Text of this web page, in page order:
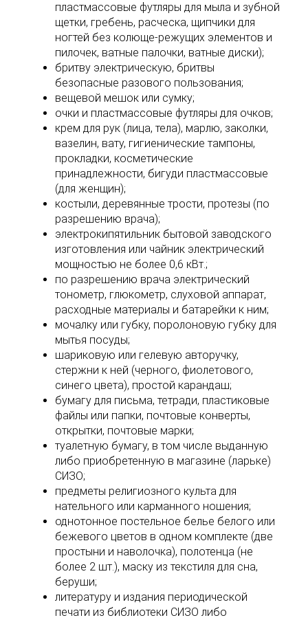
пластмассовые футляры для мыла и зубной
щетки, гребень, расческа, щипчики для
ногтей без колюще-режущих элементов и
пилочек, ватные палочки, ватные диски);
бритву электрическую, бритвы
безопасные разового пользования;
вещевой мешок или сумку;
очки и пластмассовые футляры для очков;
крем для рук (лица, тела), марлю, заколки,
вазелин, вату, гигиенические тампоны,
прокладки, косметические
принадлежности, бигуди пластмассовые
(для женщин);
костыли, деревянные трости, протезы (по
разрешению врача);
электрокипятильник бытовой заводского
изготовления или чайник электрический
мощностью не более 0,6 кВт.;
по разрешению врача электрический
тонометр, глюкометр, слуховой аппарат,
расходные материалы и батарейки к ним;
мочалку или губку, поролоновую губку для
мытья посуды;
шариковую или гелевую авторучку,
стержни к ней (черного, фиолетового,
синего цвета), простой карандаш;
бумагу для письма, тетради, пластиковые
файлы или папки, почтовые конверты,
открытки, почтовые марки;
туалетную бумагу, в том числе выданную
либо приобретенную в магазине (ларьке)
СИЗО;
предметы религиозного культа для
нательного или карманного ношения;
однотонное постельное белье белого или
бежевого цветов в одном комплекте (две
простыни и наволочка), полотенца (не
более 2 шт.), маску из текстиля для сна,
беруши;
литературу и издания периодической
печати из библиотеки СИЗО либо